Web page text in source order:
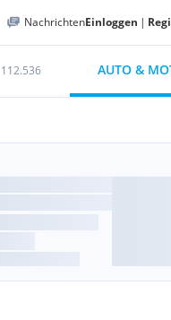
NachrichtenEinloggen |
112.536 AUTO &